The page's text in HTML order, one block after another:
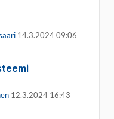
14.3.2024 09:06
12.3.2024 16:43